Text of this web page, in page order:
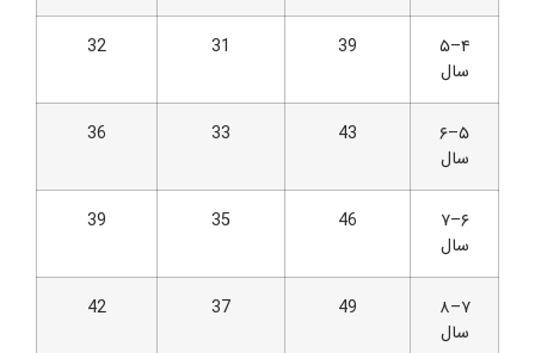
۴–۵
سال
39
31
32
۵–۶
سال
43
33
36
۶–۷
سال
46
35
39
۷–۸
سال
49
37
42